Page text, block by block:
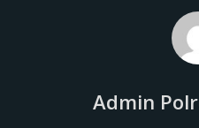
Admin